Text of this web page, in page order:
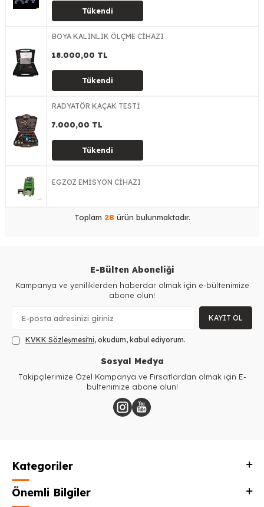
Tükendi
BOYA KALINLIK ÖLÇME CİHAZI
18.000,00 TL
Tükendi
RADYATÖR KAÇAK TESTİ
7.000,00 TL
Tükendi
EGZOZ EMİSYON CİHAZI
Toplam 28 ürün bulunmaktadır.
E-Bülten Aboneliği
Kampanya ve yeniliklerden haberdar olmak için e-bültenimize
abone olun!
KAYIT OL
KVKK Sözleşmesi'ni, okudum, kabul ediyorum.
Sosyal Medya
Takipçilerimize Özel Kampanya ve Fırsatlardan olmak için E-
bültenimize abone olun!
Kategoriler
Önemli Bilgiler